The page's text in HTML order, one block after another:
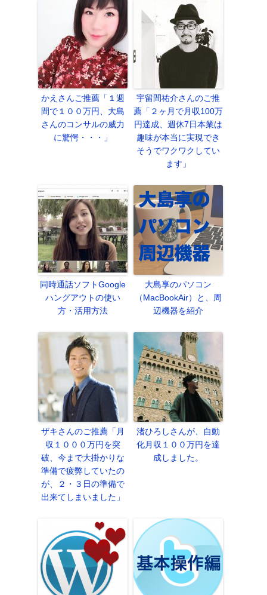
かえさんご推薦「１週
間で１００万円、大島
さんのコンサルの威力
に驚愕・・・」
宇留間祐介さんのご推
薦「２ヶ月で月収100万
円達成、週休7日本業は
趣味が本当に実現でき
そうでワクワクしてい
ます」
同時通話ソフトGoogle
ハングアウトの使い
方・活用方法
大島享のパソコン
（MacBookAir）と、周
辺機器を紹介
ザキさんのご推薦「月
収１０００万円を突
破、今まで大掛かりな
準備で疲弊していたの
が、２・３日の準備で
出来てしまいました」
渚ひろしさんが、自動
化月収１００万円を達
成しました。